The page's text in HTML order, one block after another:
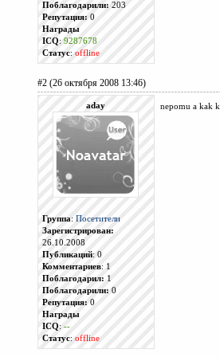
Поблагодарили:203
Репутация: 0
Награды
ICQ: 9287678
Статус: offline
#2 (26 октября 2008 13:46)
aday
Группа: Посетители
Зарегистрирован:
26.10.2008
Публикаций: 0
Комментариев: 1
Поблагодарил: 1
Поблагодарили:0
Репутация: 0
Награды
ICQ: --
Статус: offline
nepomu a kak